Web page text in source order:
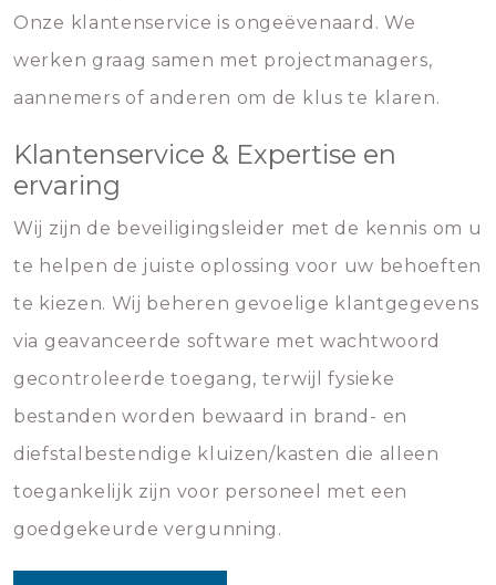
Onze klantenservice is ongeëvenaard. We
werken graag samen met projectmanagers,
aannemers of anderen om de klus te klaren.
Klantenservice & Expertise en
ervaring
Wij zijn de beveiligingsleider met de kennis om u
te helpen de juiste oplossing voor uw behoeften
te kiezen. Wij beheren gevoelige klantgegevens
via geavanceerde software met wachtwoord
gecontroleerde toegang, terwijl fysieke
bestanden worden bewaard in brand- en
diefstalbestendige kluizen/kasten die alleen
toegankelijk zijn voor personeel met een
goedgekeurde vergunning.